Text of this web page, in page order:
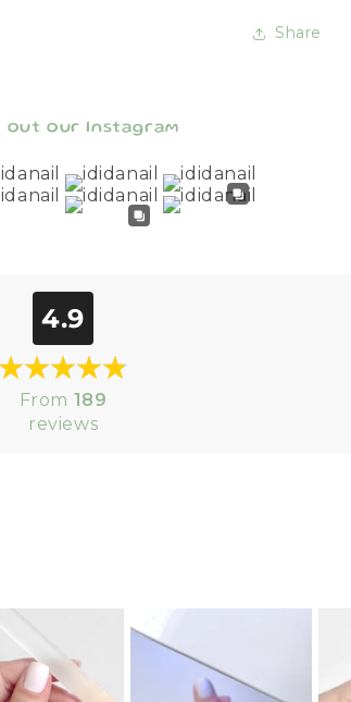
Share
out our Instagram
4.9
From 189
reviews